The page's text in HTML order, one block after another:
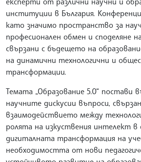
институции в България.
като значимо пространство за
професионален обмен и споделяне
свързани с бъдещето на
на динамични технологични и
трансформации.
Темата „Образование 5.0“ постави
научните дискусии въпроси,
взаимодействието между
ролята на изкуствения интелект в
дигиталната трансформация на
необходимостта от нови